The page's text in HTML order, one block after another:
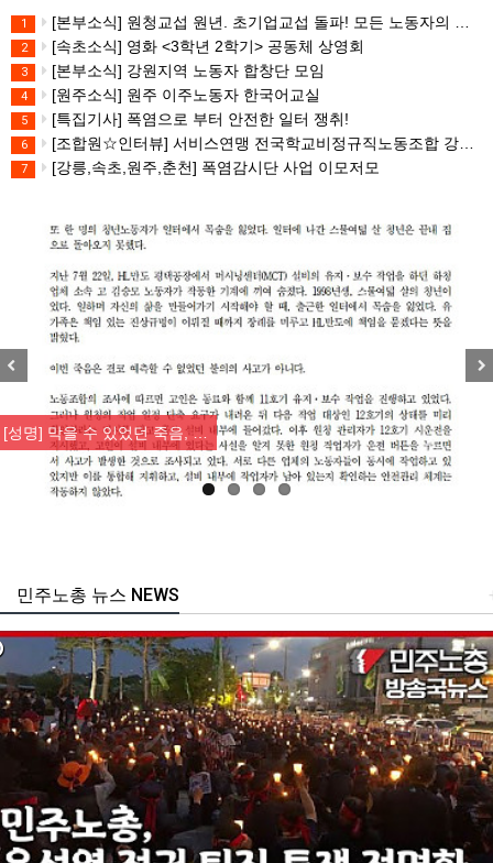
1 [본부소식] 원청교섭 원년. 초기업교섭 돌파! 모든 노동자의 노동기본권 쟁취! 민주노총 7.15 총파업대회
2 [속초소식] 영화 <3학년 2학기> 공동체 상영회
3 [본부소식] 강원지역 노동자 합창단 모임
4 [원주소식] 원주 이주노동자 한국어교실
5 [특집기사] 폭염으로 부터 안전한 일터 쟁취!
6 [조합원☆인터뷰] 서비스연맹 전국학교비정규직노동조합 강원지부 김유미 춘천지회장
7 [강릉,속초,원주,춘천] 폭염감시단 사업 이모저모
[성명] 막을 수 있었던 죽음, …
주노총 뉴스 NEWS